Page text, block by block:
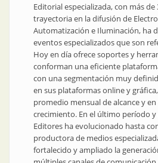
Editorial especializada, con más de
trayectoria en la difusión de
Automatización e Iluminación, ha
eventos especializados que son
Hoy en día ofrece soportes y
conforman una eficiente
con una segmentación muy
en sus plataformas online y
promedio mensual de alcance y
crecimiento. En el último período
Editores ha evolucionado hasta
productora de medios
fortalecido y ampliado la